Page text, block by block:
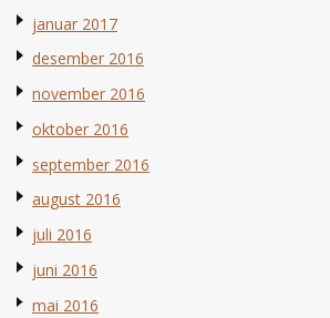
januar 2017
desember 2016
november 2016
oktober 2016
september 2016
august 2016
juli 2016
juni 2016
mai 2016